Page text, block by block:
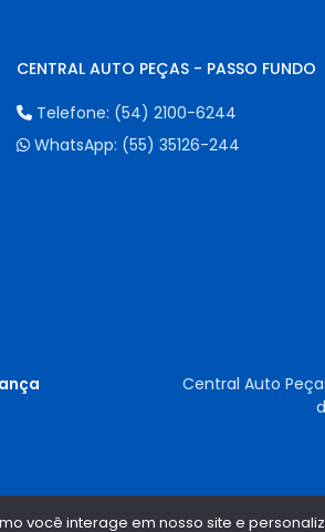
CENTRAL AUTO PEÇAS - PASSO FUNDO
Telefone: (54) 2100-6244
WhatsApp: (55) 35126-244
Central Auto
você interage em nosso site e